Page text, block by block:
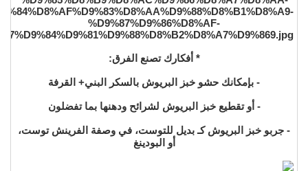
* أفكارك تصنع الفرق:
- بإمكانك حشو خبز البريوش بالسكر البني+ القرفة
- أو تقطيع خبز البريوش لشرائح ودهنها بما تفضلون
- جربو خبز البريوش كـ بديل للتوست، في وصفة الفرينش توست،
أو البودينغ